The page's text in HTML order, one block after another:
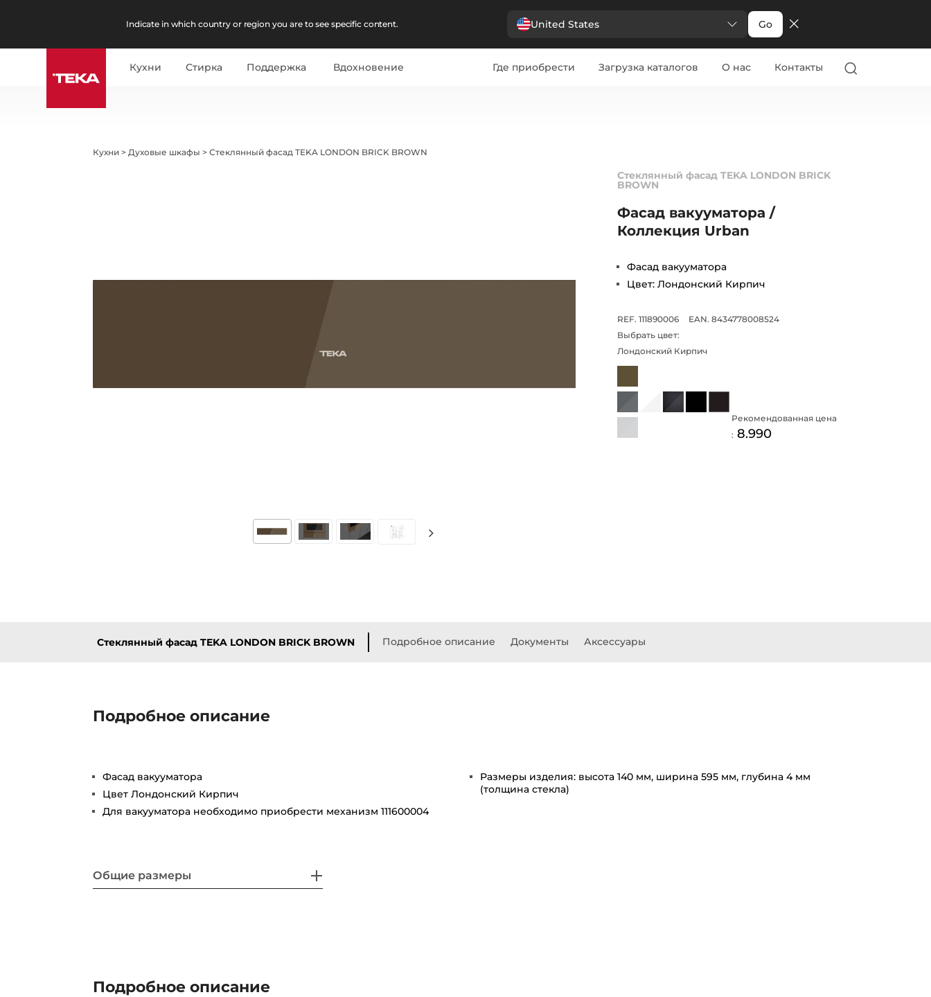
Indicate in which country or region you are to see specific content. United States Go
Кухни Стирка Поддержка Вдохновение Где приобрести Загрузка каталогов О нас Контакты
Кухни > Духовые шкафы >Стеклянный фасад TEKA LONDON BRICK BROWN
Стеклянный фасад TEKA LONDON BRICK
BROWN
Фасад вакууматора /
Коллекция Urban
Фасад вакууматора
Цвет: Лондонский Кирпич
REF. 111890006
EAN. 8434778008524
Выбрать цвет:
Лондонский Кирпич
Рекомендованная цена
: 8.990
Стеклянный фасад TEKA LONDON BRICK BROWN Подробное описание Документы Аксессуары
Подробное описание
Фасад вакууматора
Цвет Лондонский Кирпич
Для вакууматора необходимо приобрести механизм 111600004
Размеры изделия: высота 140 мм, ширина 595 мм, глубина 4 мм
(толщина стекла)
Общие размеры
Подробное описание